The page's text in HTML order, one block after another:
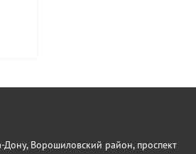
Дону, Ворошиловский район, проспект